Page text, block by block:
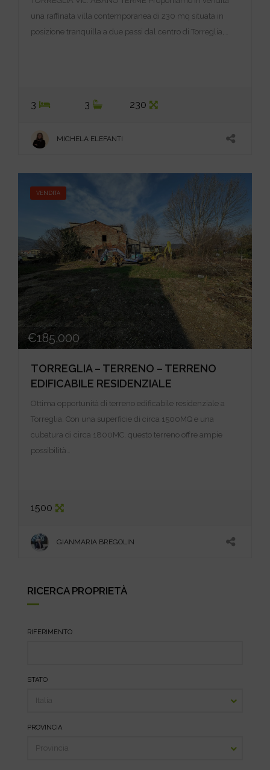
una raffinata villa contemporanea di 230 mq situata in
posizione tranquilla a due passi dal centro di Torreglia,…
3 3 230
MICHELA ELEFANTI
VENDITA
€185.000
TORREGLIA – TERRENO – TERRENO
EDIFICABILE RESIDENZIALE
Ottima opportunità di terreno edificabile residenziale a
Torreglia. Con una superficie di circa 1500MQ e una
cubatura di circa 1800MC, questo terreno offre ampie
possibilità…
1500
GIANMARIA BREGOLIN
RICERCA PROPRIETÀ
RIFERIMENTO
STATO
PROVINCIA